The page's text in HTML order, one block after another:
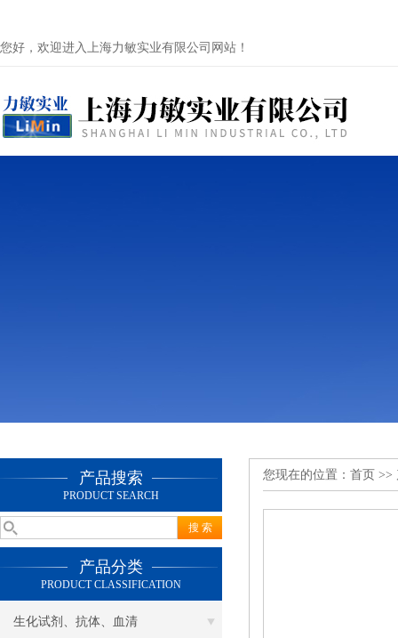
您好，欢迎进入上海力敏实业有限公司网站！
产品搜索
PRODUCT SEARCH
产品分类
PRODUCT CLASSIFICATION
生化试剂、抗体、血清
您现在的位置： 首页 >>